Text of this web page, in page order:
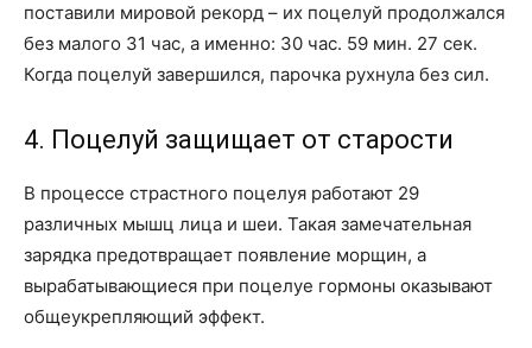
поставили мировой рекорд – их поцелуй продолжался
без малого 31 час, а именно: 30 час. 59 мин. 27 сек.
Когда поцелуй завершился, парочка рухнула без сил.
4. Поцелуй защищает от старости
В процессе страстного поцелуя работают 29
различных мышц лица и шеи. Такая замечательная
зарядка предотвращает появление морщин, а
вырабатывающиеся при поцелуе гормоны оказывают
общеукрепляющий эффект.